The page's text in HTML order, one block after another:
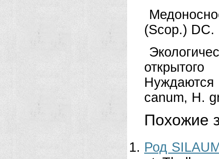
(Scop.) DC.
canum, Н.
Похожие
Род